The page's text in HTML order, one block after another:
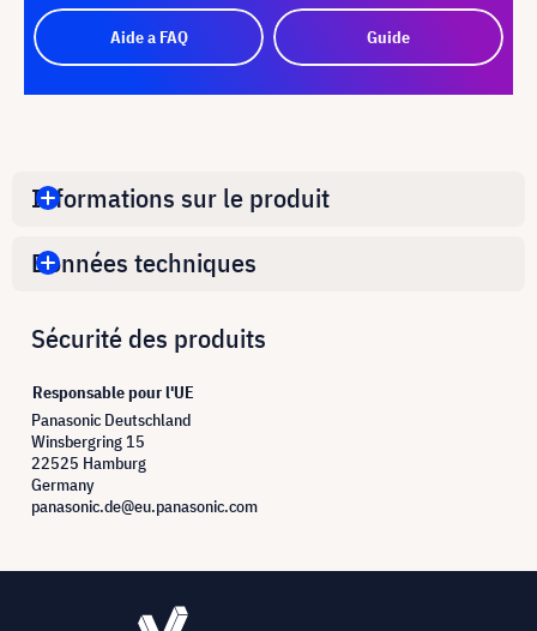
Aide a FAQ Guide
Informations sur le produit
Données techniques
Sécurité des produits
Responsable pour l'UE
Panasonic Deutschland
Winsbergring 15
22525 Hamburg
Germany
panasonic.de@eu.panasonic.com